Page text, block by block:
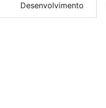
Desenvolvimento